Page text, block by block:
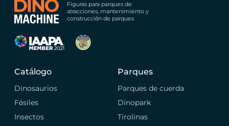
Figuras para parques de
atracciones, mantenimiento y
construcción de parques
Catálogo
Dinosaurios
Fósiles
Insectos
Parques
Parques de cuerda
Dinopark
Tirolinas